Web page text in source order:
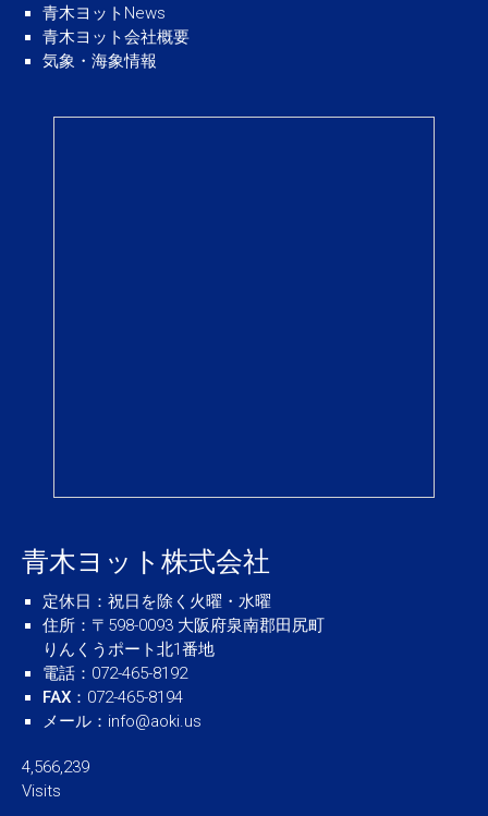
青木ヨットNews
青木ヨット会社概要
気象・海象情報
青木ヨット株式会社
定休日 ：祝日を除く火曜・水曜
住所 ：〒598-0093 大阪府泉南郡田尻町
りんくうポート北1番地
電話 ：072-465-8192
FAX ：072-465-8194
メール ： info@aoki.us
4,566,239
Visits